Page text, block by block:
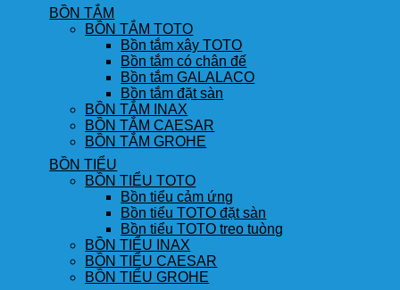
BỒN TẮM
BỒN TẮM TOTO
Bồn tắm xây TOTO
Bồn tắm có chân đế
Bồn tắm GALALACO
Bồn tắm đặt sàn
BỒN TẮM INAX
BỒN TẮM CAESAR
BỒN TẮM GROHE
BỒN TIỂU
BỒN TIỂU TOTO
Bồn tiểu cảm ứng
Bồn tiểu TOTO đặt sàn
Bồn tiểu TOTO treo tuòng
BỒN TIỂU INAX
BỒN TIỂU CAESAR
BỒN TIỂU GROHE